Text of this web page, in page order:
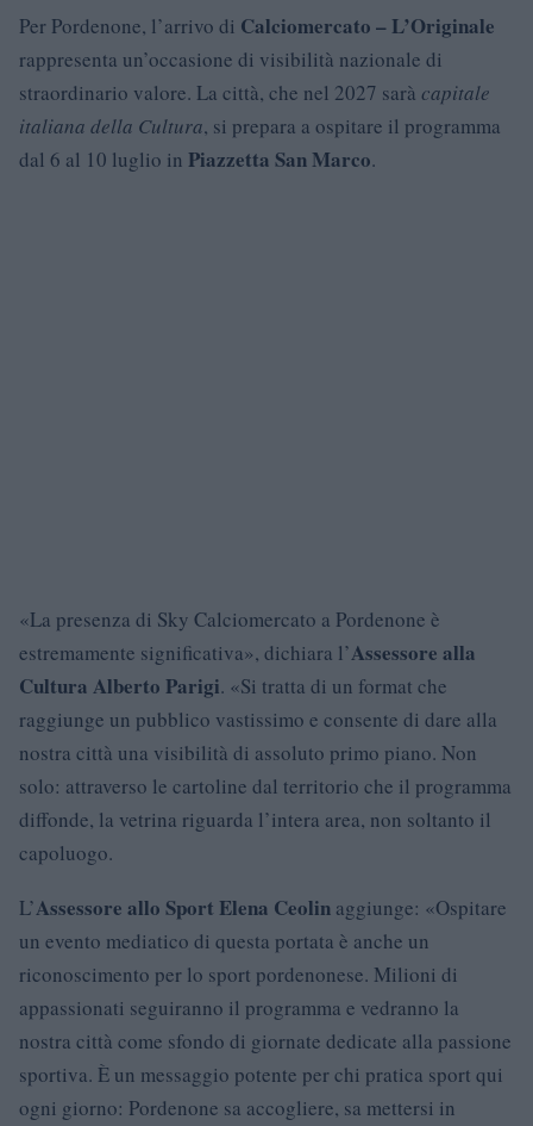
Per Pordenone, l’arrivo di Calciomercato – L’Originale
rappresenta un’occasione di visibilità nazionale di
straordinario valore. La città, che nel 2027 sarà capitale
italiana della Cultura, si prepara a ospitare il programma
dal 6 al 10 luglio in Piazzetta San Marco.
«La presenza di Sky Calciomercato a Pordenone è
estremamente significativa», dichiara l’Assessore alla
Cultura Alberto Parigi. «Si tratta di un format che
raggiunge un pubblico vastissimo e consente di dare alla
nostra città una visibilità di assoluto primo piano. Non
solo: attraverso le cartoline dal territorio che il programma
diffonde, la vetrina riguarda l’intera area, non soltanto il
capoluogo.
L’Assessore allo Sport Elena Ceolin aggiunge: «Ospitare
un evento mediatico di questa portata è anche un
riconoscimento per lo sport pordenonese. Milioni di
appassionati seguiranno il programma e vedranno la
nostra città come sfondo di giornate dedicate alla passione
sportiva. È un messaggio potente per chi pratica sport qui
ogni giorno: Pordenone sa accogliere, sa mettersi in